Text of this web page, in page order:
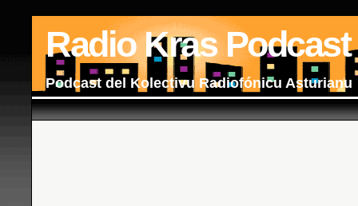
Radio Kras Podcast
Podcast del Kolectivu Radiofónicu Asturianu